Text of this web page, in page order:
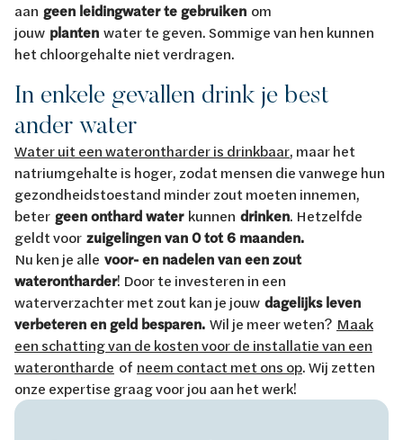
aan geen leidingwater te gebruiken om
jouw planten water te geven. Sommige van hen kunnen
het chloorgehalte niet verdragen.
In enkele gevallen drink je best
ander water
Water uit een waterontharder is drinkbaar, maar het
natriumgehalte is hoger, zodat mensen die vanwege hun
gezondheidstoestand minder zout moeten innemen,
beter geen onthard waterkunnen drinken. Hetzelfde
geldt voor zuigelingen van 0 tot 6 maanden.
Nu ken je alle voor- en nadelen van een zout
waterontharder! Door te investeren in een
waterverzachter met zout kan je jouw dagelijks leven
verbeteren en geld besparen. Wil je meer weten? Maak
een schatting van de kosten voor de installatie van een
waterontharde of neem contact met ons op. Wij zetten
onze expertise graag voor jou aan het werk!